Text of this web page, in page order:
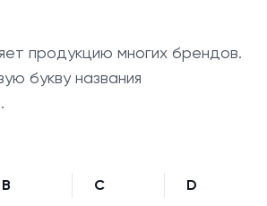
продукцию многих брендов.
букву названия
B C D